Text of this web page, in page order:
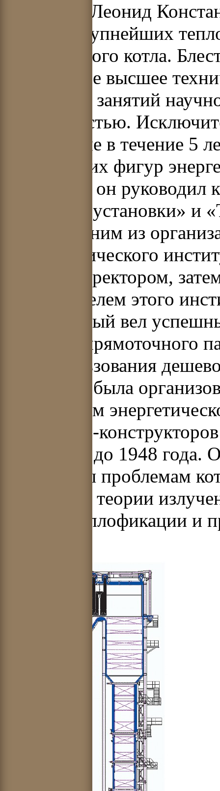
Леонид
один из крупнейших
прямоточного котла.
Московское высшее
МВТУ для занятий
деятельностью.
трудолюбие в течение 5
самых ярких фигур
Десять лет он
котельные установки»
являлся одним из
теплотехнического
год был директором,
руководителем этого
годов ученый вел
детища – прямоточного
для использования
Рамзиным была
Московском
инженеров-
руководил до 1948
посвящены проблемам
установок, теории
топлив, теплофикации и